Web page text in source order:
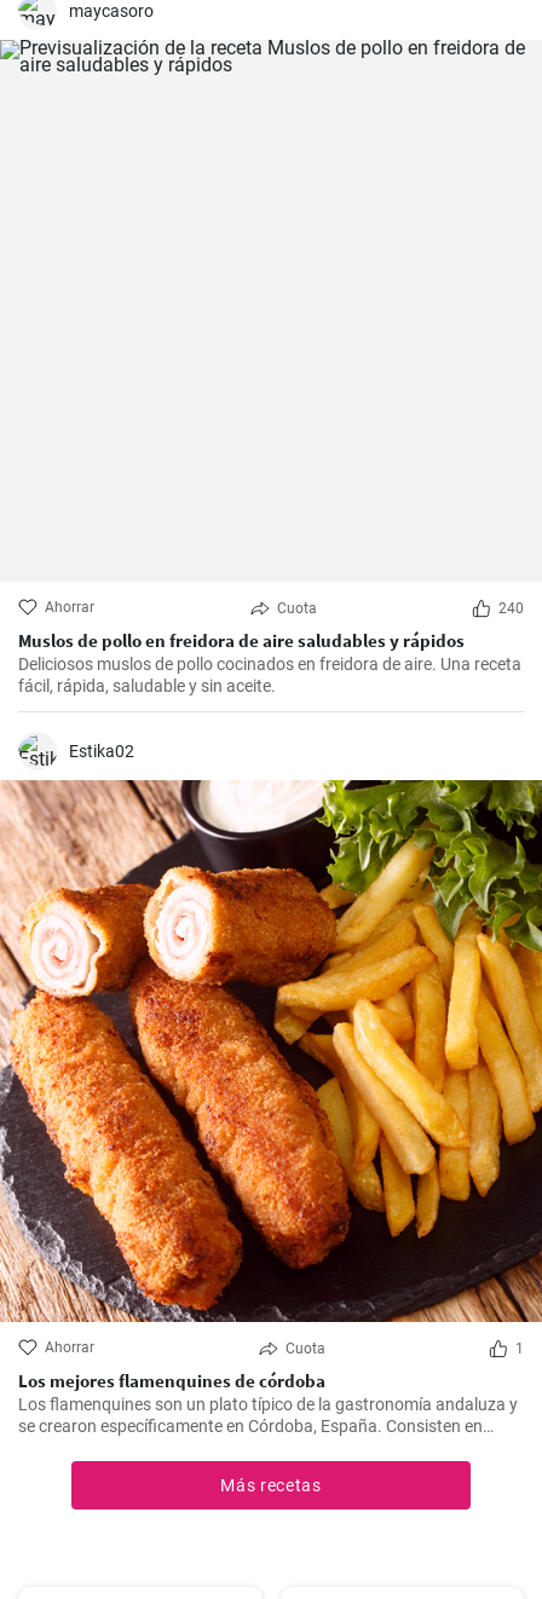
cocinar con mi familia los fines de semana, cuando podemos
disfrutar todos juntos de una comida. Con un poco de práctica,
¡tendrás una sabrosa receta de guarnición en tu repertorio culinario
en un abrir y cerrar de ojos!
maycasoro
Ahorrar Cuota 240
Muslos de pollo en freidora de aire saludables y rápidos
Deliciosos muslos de pollo cocinados en freidora de aire. Una receta
fácil, rápida, saludable y sin aceite.
Estika02
Ahorrar Cuota 1
Los mejores flamenquines de córdoba
Los flamenquines son un plato típico de la gastronomía andaluza y
se crearon específicamente en Córdoba, España. Consisten en
crujientes por fuera y jugosos por dentro, generalmente se sirven
como tapas y son comúnmente acompañados con papas fritas y
mayonesa.
Más recetas